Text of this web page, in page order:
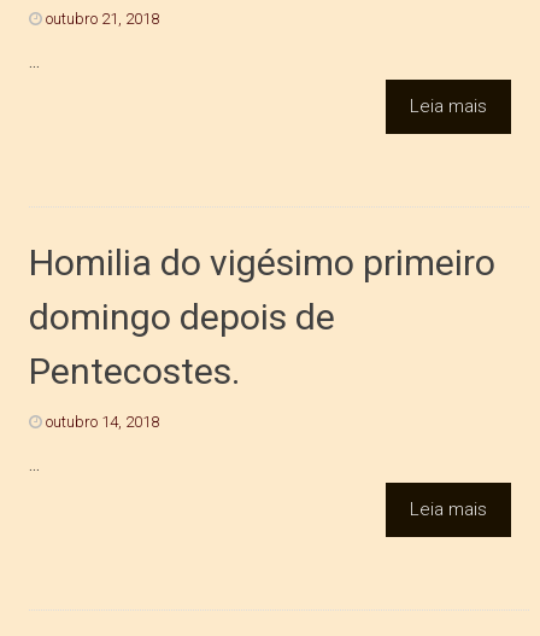
outubro 21, 2018
...
Leia mais
Homilia do vigésimo primeiro
domingo depois de
Pentecostes.
outubro 14, 2018
...
Leia mais